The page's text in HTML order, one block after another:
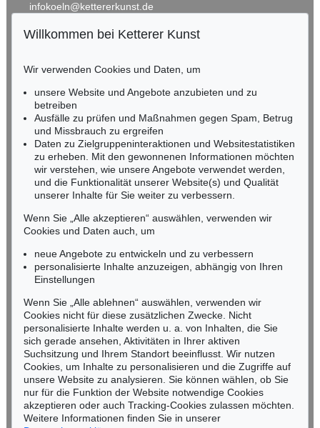
Auktion 513 - Lot 23
Lippen
, 2005
Ergebnis:€ 18.125
Auktion 416 - Lot 860
CORNELIUS VÖLKER
Raucher VI, 2001
Ergebnis:€ 17.500
infokoeln@kettererkunst.de
RHEINLAND-PFALZ
Miriam Heß
Tel.: +49 (0)62 21 58 80-038
Fax: +49 (0)62 21 58 80-595
infoheidelberg@kettererkunst.de
NORDDEUTSCHLAND
Nico Kassel, M.A.
Tel.: +49 (0)89 55244-164
Mobil: +49 (0)171 8618661
n.kassel@kettererkunst.de
Keine Auktion mehr verpassen!
Wir informieren Sie rechtzeitig.
Jetzt zum Newsletter anmelden >
Willkommen bei Ketterer Kunst
Wir verwenden Cookies und Daten, um
unsere Website und Angebote anzubieten und zu
betreiben
Ausfälle zu prüfen und Maßnahmen gegen Spam, Betrug
und Missbrauch zu ergreifen
Daten zu Zielgruppeninteraktionen und Websitestatistiken
zu erheben. Mit den gewonnenen Informationen möchten
wir verstehen, wie unsere Angebote verwendet werden,
und die Funktionalität unserer Website(s) und Qualität
unserer Inhalte für Sie weiter zu verbessern.
Wenn Sie „Alle akzeptieren“ auswählen, verwenden wir
Cookies und Daten auch, um
neue Angebote zu entwickeln und zu verbessern
personalisierte Inhalte anzuzeigen, abhängig von Ihren
Einstellungen
Wenn Sie „Alle ablehnen“ auswählen, verwenden wir
Cookies nicht für diese zusätzlichen Zwecke. Nicht
personalisierte Inhalte werden u. a. von Inhalten, die Sie
sich gerade ansehen, Aktivitäten in Ihrer aktiven
Suchsitzung und Ihrem Standort beeinflusst. Wir nutzen
Cookies, um Inhalte zu personalisieren und die Zugriffe auf
unsere Website zu analysieren. Sie können wählen, ob Sie
nur für die Funktion der Website notwendige Cookies
akzeptieren oder auch Tracking-Cookies zulassen möchten.
Weitere Informationen finden Sie in unserer